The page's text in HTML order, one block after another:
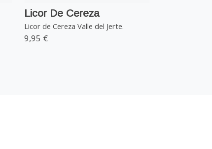
Licor De Cereza
Licor de Cereza Valle del Jerte.
9,95 €